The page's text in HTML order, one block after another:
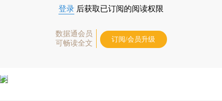
登录 后获取已订阅的阅读权限
数据通会员
可畅读全文
订阅/会员升级